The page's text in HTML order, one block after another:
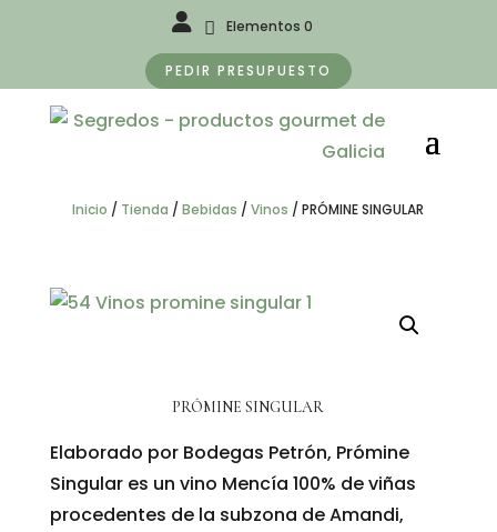
Elementos 0
PEDIR PRESUPUESTO
Inicio / Tienda /Bebidas /Vinos /PRÓMINE SINGULAR
PRÓMINE SINGULAR
Elaborado por Bodegas Petrón, Prómine
Singular es un vino Mencía 100% de viñas
procedentes de la subzona de Amandi,